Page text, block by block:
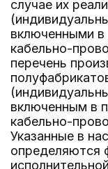
случае их
включенными в
кабельно-
перечень
включенным в
кабельно-
Указанные в
определяются